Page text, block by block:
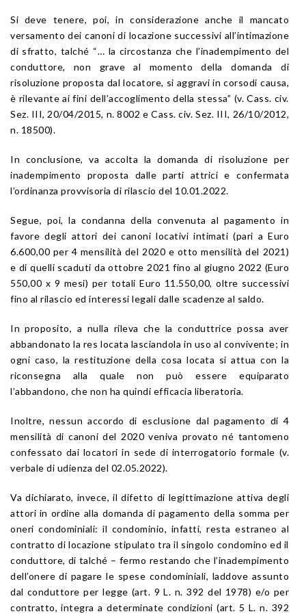
Si deve tenere, poi, in considerazione anche il mancato
versamento dei canoni di locazione successivi all’intimazione
di sfratto, talché “… la circostanza che l’inadempimento del
conduttore, non grave al momento della domanda di
risoluzione proposta dal locatore, si aggravi in corsodi causa,
è rilevante ai fini dell’accoglimento della stessa” (v. Cass. civ.
Sez. III, 20/04/2015, n. 8002 e Cass. civ. Sez. III, 26/10/2012,
n. 18500).
In conclusione, va accolta la domanda di risoluzione per
inadempimento proposta dalle parti attrici e confermata
l’ordinanza provvisoria di rilascio del 10.01.2022.
Segue, poi, la condanna della convenuta al pagamento in
favore degli attori dei canoni locativi intimati (pari a Euro
6.600,00 per 4 mensilità del 2020 e otto mensilità del 2021)
e di quelli scaduti da ottobre 2021 fino al giugno 2022 (Euro
550,00 x 9 mesi) per totali Euro 11.550,00, oltre successivi
fino al rilascio ed interessi legali dalle scadenze al saldo.
In proposito, a nulla rileva che la conduttrice possa aver
abbandonato la res locata lasciandola in uso al convivente; in
ogni caso, la restituzione della cosa locata si attua con la
riconsegna alla quale non può essere equiparato
l’abbandono, che non ha quindi efficacia liberatoria.
Inoltre, nessun accordo di esclusione dal pagamento di 4
mensilità di canoni del 2020 veniva provato né tantomeno
confessato dai locatori in sede di interrogatorio formale (v.
verbale di udienza del 02.05.2022).
Va dichiarato, invece, il difetto di legittimazione attiva degli
attori in ordine alla domanda di pagamento della somma per
oneri condominiali: il condominio, infatti, resta estraneo al
contratto di locazione stipulato tra il singolo condomino ed il
conduttore, di talché – fermo restando che l’inadempimento
dell’onere di pagare le spese condominiali, laddove assunto
dal conduttore per legge (art. 9 L. n. 392 del 1978) e/o per
contratto, integra a determinate condizioni (art. 5 L. n. 392